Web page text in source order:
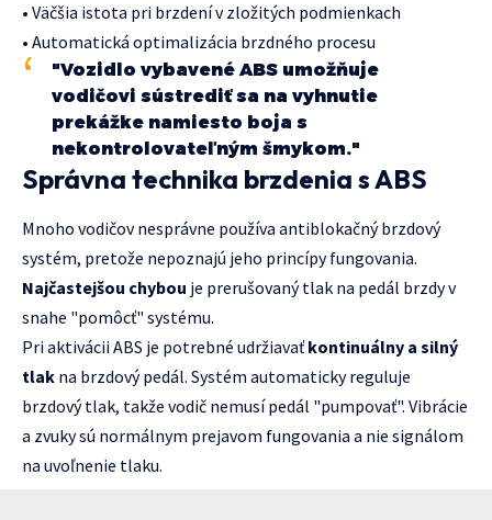
• Väčšia istota pri brzdení v zložitých podmienkach
• Automatická optimalizácia brzdného procesu
"Vozidlo vybavené ABS umožňuje
vodičovi sústrediť sa na vyhnutie
prekážke namiesto boja s
nekontrolovateľným šmykom."
Správna technika brzdenia s ABS
Mnoho vodičov nesprávne používa antiblokačný brzdový
systém, pretože nepoznajú jeho princípy fungovania.
Najčastejšou chybou je prerušovaný tlak na pedál brzdy v
snahe "pomôcť" systému.
Pri aktivácii ABS je potrebné udržiavať kontinuálny a silný
tlak na brzdový pedál. Systém automaticky reguluje
brzdový tlak, takže vodič nemusí pedál "pumpovať". Vibrácie
a zvuky sú normálnym prejavom fungovania a nie signálom
na uvoľnenie tlaku.